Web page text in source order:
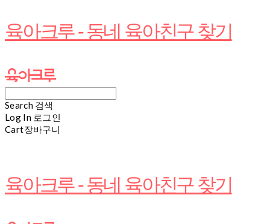
육아크루 - 동네 육아친구 찾기
Search 검색
Log In 로그인
Cart장바구니
육아크루 - 동네 육아친구 찾기